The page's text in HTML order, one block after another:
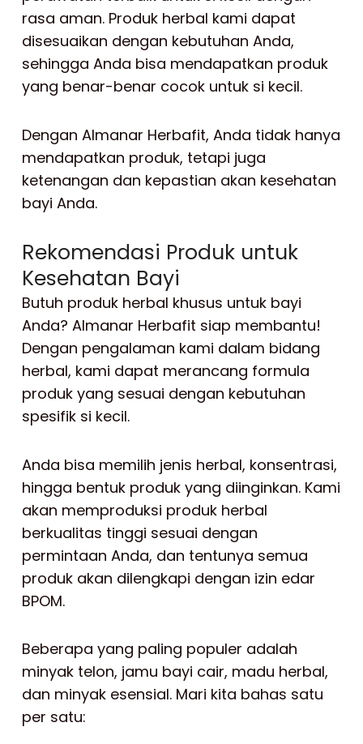
rasa aman. Produk herbal kami dapat
disesuaikan dengan kebutuhan Anda,
sehingga Anda bisa mendapatkan produk
yang benar-benar cocok untuk si kecil.
Dengan Almanar Herbafit, Anda tidak hanya
mendapatkan produk, tetapi juga
ketenangan dan kepastian akan kesehatan
bayi Anda.
Rekomendasi Produk untuk
Kesehatan Bayi
Butuh produk herbal khusus untuk bayi
Anda? Almanar Herbafit siap membantu!
Dengan pengalaman kami dalam bidang
herbal, kami dapat merancang formula
produk yang sesuai dengan kebutuhan
spesifik si kecil.
Anda bisa memilih jenis herbal, konsentrasi,
hingga bentuk produk yang diinginkan. Kami
akan memproduksi produk herbal
berkualitas tinggi sesuai dengan
permintaan Anda, dan tentunya semua
produk akan dilengkapi dengan izin edar
BPOM.
Beberapa yang paling populer adalah
minyak telon, jamu bayi cair, madu herbal,
dan minyak esensial. Mari kita bahas satu
per satu: